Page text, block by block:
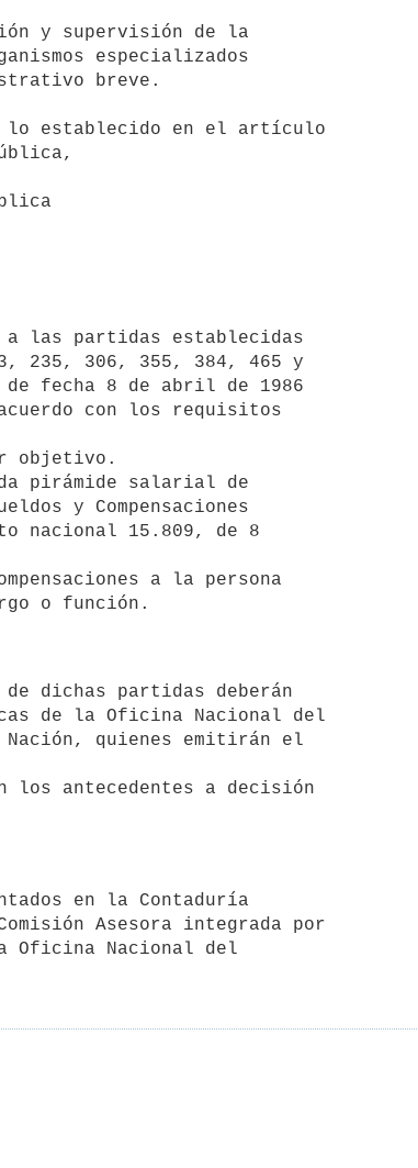
y supervisión de la
especializados
breve.
235, 306, 355, 384, 465 y
de fecha 8 de abril de 1986
con los requisitos
de la Oficina Nacional del
quienes emitirán el
Asesora integrada por
Oficina Nacional del